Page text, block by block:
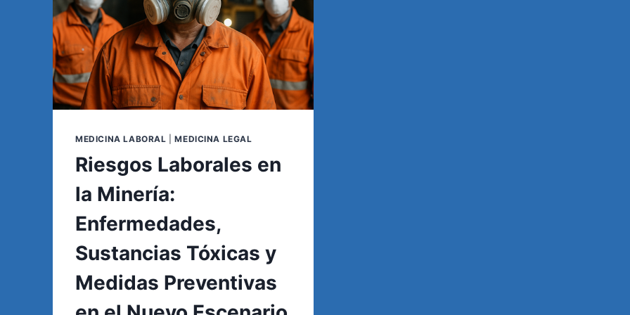
MEDICINA LABORAL |MEDICINA LEGAL
Riesgos Laborales en
la Minería:
Enfermedades,
Sustancias Tóxicas y
Medidas Preventivas